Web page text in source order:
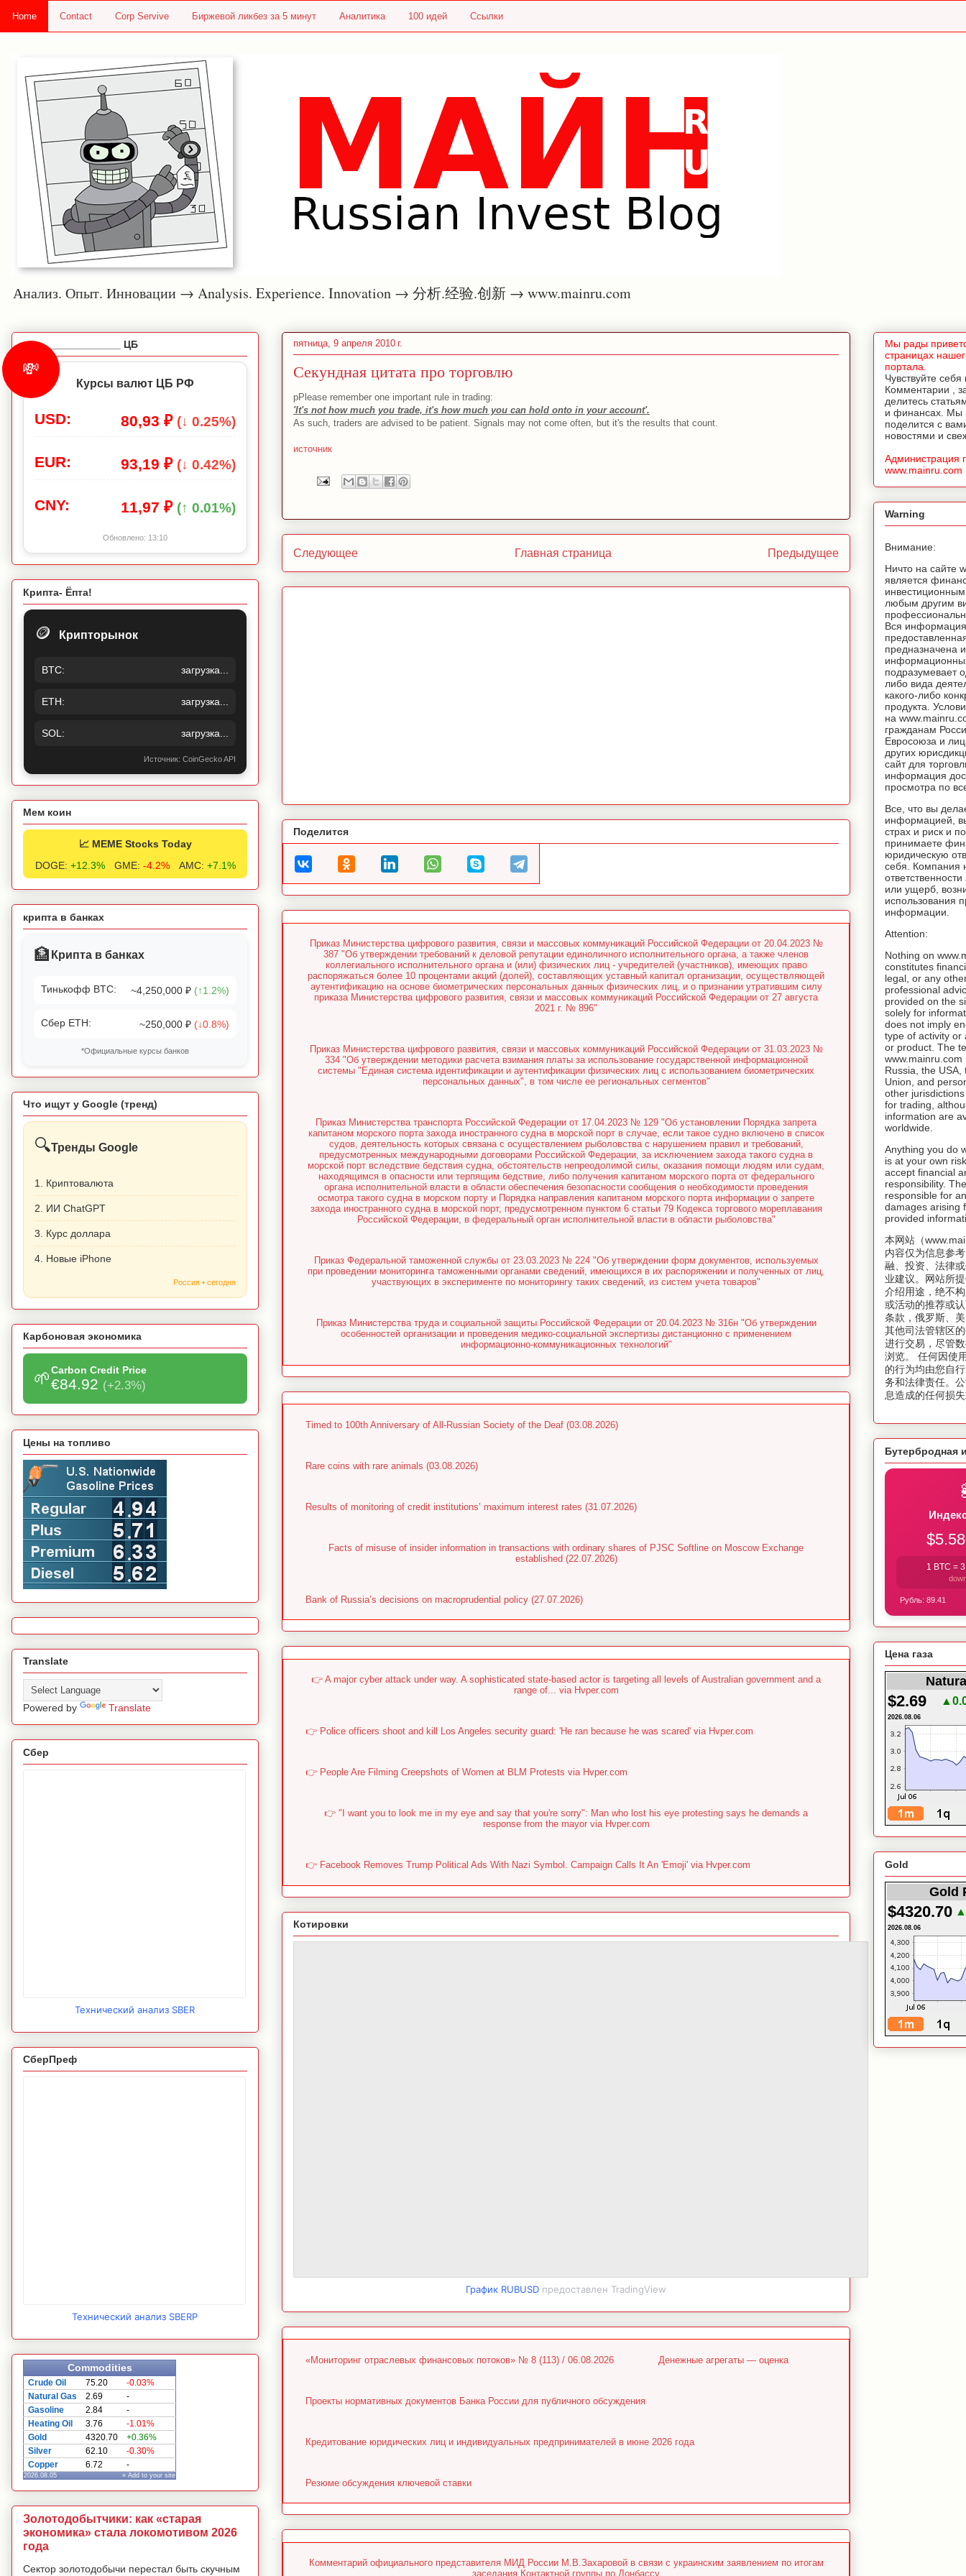
Home Contact Corp Servive Биржевой ликбез за 5 минут Аналитика 100 идей Ссылки
Анализ. Опыт. Инновации → Analysis. Experience. Innovation → 分析.经验.创新 → www.mainru.com
пятница, 9 апреля 2010 г.
Секундная цитата про торговлю
рPlease remember one important rule in trading:
'It's not how much you trade, it's how much you can hold onto in your account'.
As such, traders are advised to be patient. Signals may not come often, but it's the results that count.
источник
Следующее Предыдущее
Главная страница
Поделится
Приказ Министерства цифрового развития, связи и массовых коммуникаций Российской Федерации от 20.04.2023 №
387 "Об утверждении требований к деловой репутации единоличного исполнительного органа, а также членов
коллегиального исполнительного органа и (или) физических лиц - учредителей (участников), имеющих право
распоряжаться более 10 процентами акций (долей), составляющих уставный капитал организации, осуществляющей
аутентификацию на основе биометрических персональных данных физических лиц, и о признании утратившим силу
приказа Министерства цифрового развития, связи и массовых коммуникаций Российской Федерации от 27 августа
2021 г. № 896"
Приказ Министерства цифрового развития, связи и массовых коммуникаций Российской Федерации от 31.03.2023 №
334 "Об утверждении методики расчета взимания платы за использование государственной информационной
системы "Единая система идентификации и аутентификации физических лиц с использованием биометрических
персональных данных", в том числе ее региональных сегментов"
Приказ Министерства транспорта Российской Федерации от 17.04.2023 № 129 "Об установлении Порядка запрета
капитаном морского порта захода иностранного судна в морской порт в случае, если такое судно включено в список
судов, деятельность которых связана с осуществлением рыболовства с нарушением правил и требований,
предусмотренных международными договорами Российской Федерации, за исключением захода такого судна в
морской порт вследствие бедствия судна, обстоятельств непреодолимой силы, оказания помощи людям или судам,
находящимся в опасности или терпящим бедствие, либо получения капитаном морского порта от федерального
органа исполнительной власти в области обеспечения безопасности сообщения о необходимости проведения
осмотра такого судна в морском порту и Порядка направления капитаном морского порта информации о запрете
захода иностранного судна в морской порт, предусмотренном пунктом 6 статьи 79 Кодекса торгового мореплавания
Российской Федерации, в федеральный орган исполнительной власти в области рыболовства"
Приказ Федеральной таможенной службы от 23.03.2023 № 224 "Об утверждении форм документов, используемых
при проведении мониторинга таможенными органами сведений, имеющихся в их распоряжении и полученных от лиц,
участвующих в эксперименте по мониторингу таких сведений, из систем учета товаров"
Приказ Министерства труда и социальной защиты Российской Федерации от 20.04.2023 № 316н "Об утверждении
особенностей организации и проведения медико-социальной экспертизы дистанционно с применением
информационно-коммуникационных технологий"
Timed to 100th Anniversary of All-Russian Society of the Deaf (03.08.2026)
Rare coins with rare animals (03.08.2026)
Results of monitoring of credit institutions’ maximum interest rates (31.07.2026)
Facts of misuse of insider information in transactions with ordinary shares of PJSC Softline on Moscow Exchange
established (22.07.2026)
Bank of Russia’s decisions on macroprudential policy (27.07.2026)
👉 A major cyber attack under way. A sophisticated state-based actor is targeting all levels of Australian government and a
range of... via Hvper.com
👉 Police officers shoot and kill Los Angeles security guard: 'He ran because he was scared' via Hvper.com
👉 People Are Filming Creepshots of Women at BLM Protests via Hvper.com
👉 "I want you to look me in my eye and say that you're sorry": Man who lost his eye protesting says he demands a
response from the mayor via Hvper.com
👉 Facebook Removes Trump Political Ads With Nazi Symbol. Campaign Calls It An 'Emoji' via Hvper.com
Котировки
График RUBUSD предоставлен TradingView
«Мониторинг отраслевых финансовых потоков» № 8 (113) / 06.08.2026 Денежные агрегаты — оценка
Проекты нормативных документов Банка России для публичного обсуждения
Кредитование юридических лиц и индивидуальных предпринимателей в июне 2026 года
Резюме обсуждения ключевой ставки
Комментарий официального представителя МИД России М.В.Захаровой в связи с украинским заявлением по итогам
заседания Контактной группы по Донбассу
_________________ ЦБ
💸
Курсы валют ЦБ РФ
USD: 80,93 ₽ (↓ 0.25%)
EUR: 93,19 ₽ (↓ 0.42%)
CNY: 11,97 ₽ (↑ 0.01%)
Обновлено: 13:10
Крипта- Ёпта!
🪙 Крипторынок
BTC: загрузка...
ETH: загрузка...
SOL: загрузка...
Источник: CoinGecko API
Мем коин
📈 MEME Stocks Today
DOGE: +12.3% GME: -4.2% AMC: +7.1%
крипта в банках
🏦 Крипта в банках
Тинькофф BTC: ~4,250,000 ₽ (↑1.2%)
Сбер ETH: ~250,000 ₽ (↓0.8%)
*Официальные курсы банков
Что ищут у Google (тренд)
🔍Тренды Google
1. Криптовалюта
2. ИИ ChatGPT
3. Курс доллара
4. Новые iPhone
Россия • сегодня
Карбоновая экономика
🌱Carbon Credit Price
€84.92 (+2.3%)
Цены на топливо
Translate
Powered by Translate
Сбер
Технический анализ SBER
СберПреф
Технический анализ SBERP
Commodities
Crude Oil 75.20
-0.03%
Natural Gas
2.69
-
Gasoline
2.84
-
Heating Oil
3.76
-1.01%
Gold
4320.70
+0.36%
Silver
62.10
-0.30%
Copper
6.72 -
2026.08.05 » Add to your site
Золотодобытчики: как «старая
экономика» стала локомотивом 2026
года
Сектор золотодобычи перестал быть скучным
Мы рады
страницах
портала.
Чувствуйте
Комментарии ,
делитесь
и финансах. Мы
поделится с
новостями и
Администрация
www.mainru.com
Warning
Внимание:
Ничто на сайте
является
любым другим
Вся
предназначена
подразумевает
либо вида
какого-либо
продукта.
на
гражданам
Евросоюза и
других
сайт для
информация
просмотра по
Все, что вы
информацией,
страх и риск и
принимаете
юридическую
себя. Компания
или ущерб,
использования
информации.
Attention:
Nothing on
constitutes
legal, or any
professional
provided on the
solely for
does not imply
type of activity or
or product. The
Russia, the USA,
Union, and
other
for trading,
information are
worldwide.
Anything you do
is at your own
accept financial
responsibility.
responsible for
damages arising
provided
本网站（
内容仅为信息参
融、投资、法律
业建议。网站所
介绍用途，绝不
或活动的推荐或
条款，俄罗斯、
其他司法管辖区
进行交易，尽管
浏览。 任何因使
的行为均由您自
务和法律责任。
息造成的任何损
Бутербродная
$5.58
1 BTC =
Рубль: 89.41
Цена газа
$2.69
2026.08.06
Gold
Gold
$4320.70
2026.08.06